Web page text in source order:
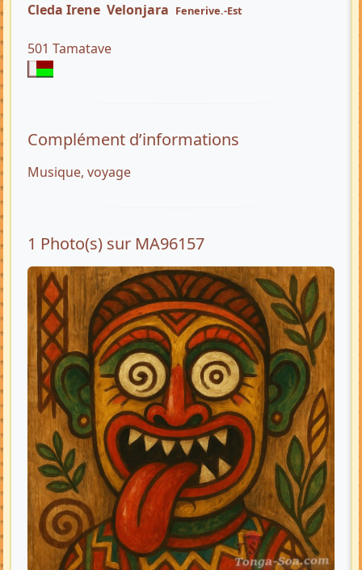
Cleda Irene Velonjara Fenerive.-Est
501 Tamatave
Complément d’informations
Musique, voyage
1 Photo(s) sur MA96157